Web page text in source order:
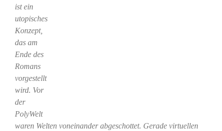
ist ein
utopisches
Konzept,
das am
Ende des
Romans
vorgestellt
wird. Vor
der
PolyWelt
waren Welten voneinander abgeschottet. Gerade virtuellen